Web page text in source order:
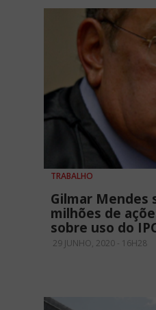
TRABALHO
Gilmar Mendes
milhões de
sobre uso do
29 JUNHO, 2020 - 16H28